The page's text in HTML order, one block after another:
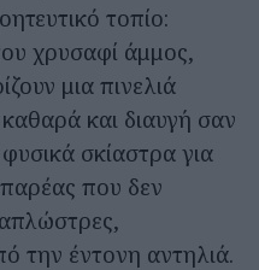
τοπίο:
χρυσαφί άμμος,
μια πινελιά
και διαυγή σαν
σκίαστρα για
που δεν
την έντονη αντηλιά.